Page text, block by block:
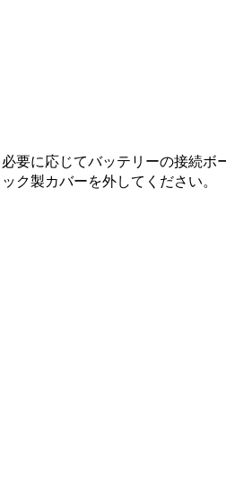
必要に応じてバッテリーの接続ボ
ック製カバーを外してください。